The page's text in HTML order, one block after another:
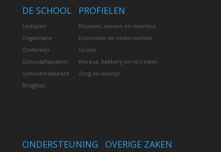
DE SCHOOL
Lestijden
Organisatie
Onderwijs
Schoolafspraken
Schoolrestaurant
Brugklas
PROFIELEN
Bouwen, wonen en interieur
Economie en ondernemen
Groen
Horeca, bakkerij en recreatie
Zorg en welzijn
ONDERSTEUNING OVERIGE ZAKEN